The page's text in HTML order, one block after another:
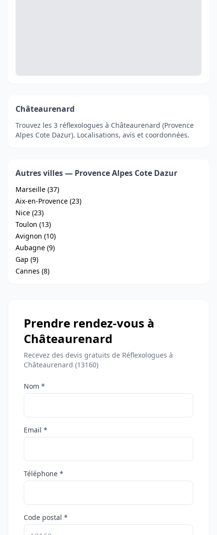
Châteaurenard
Trouvez les 3 réflexologues à Châteaurenard (Provence
Alpes Cote Dazur). Localisations, avis et coordonnées.
Autres villes — Provence Alpes Cote Dazur
Marseille (37)
Aix-en-Provence (23)
Nice (23)
Toulon (13)
Avignon (10)
Aubagne (9)
Gap (9)
Cannes (8)
Prendre rendez-vous à
Châteaurenard
Recevez des devis gratuits de Réflexologues à
Châteaurenard (13160)
Nom *
Email *
Téléphone *
Code postal *